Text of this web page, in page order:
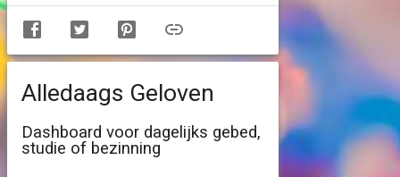
Alledaags Geloven
Dashboard voor dagelijks gebed,
studie of bezinning